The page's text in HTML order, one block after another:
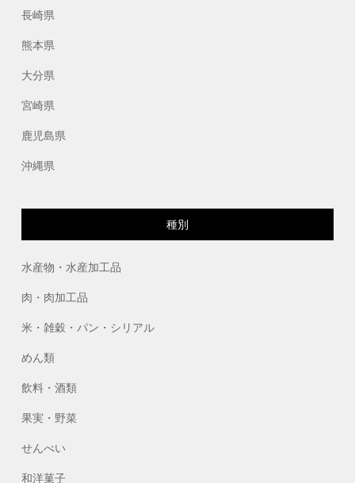
長崎県
熊本県
大分県
宮崎県
鹿児島県
沖縄県
種別
水産物・水産加工品
肉・肉加工品
米・雑穀・パン・シリアル
めん類
飲料・酒類
果実・野菜
せんべい
和洋菓子